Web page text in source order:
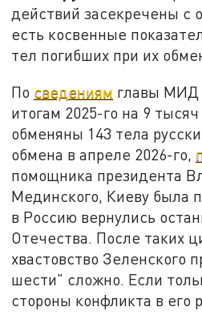
действий засекречены с
есть косвенные
тел погибших при их
По сведениям главы МИД
итогам 2025-го на 9
обменяны 143 тела
обмена в апреле 2026-го,
помощника президента
Мединского, Киеву была
в Россию вернулись
Отечества. После таких
хвастовство Зеленского
шести" сложно. Если
стороны конфликта в его